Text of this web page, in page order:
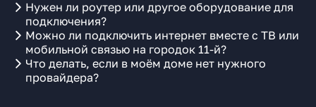
Нужен ли роутер или другое оборудование для
подключения?
Можно ли подключить интернет вместе с ТВ или
мобильной связью на городок 11-й?
Что делать, если в моём доме нет нужного
провайдера?